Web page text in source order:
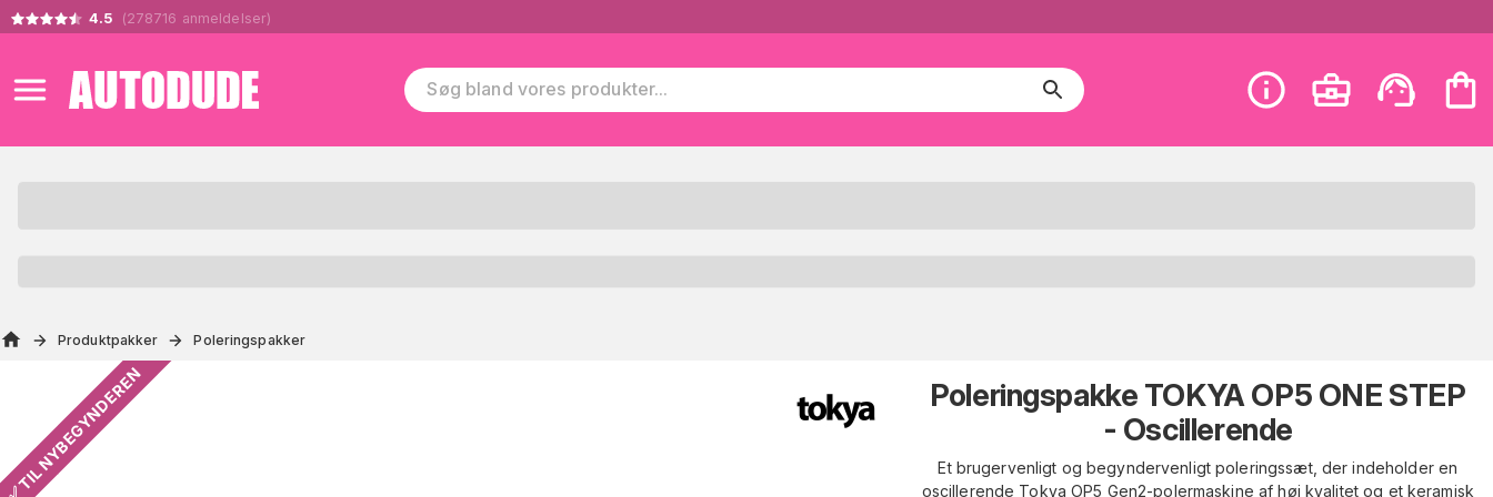
4.5 (278716 anmeldelser)
Produktpakker Poleringspakker
✅ TIL NYBEGYNDEREN
Poleringspakke TOKYA OP5 ONE STEP
- Oscillerende
Et brugervenligt og begyndervenligt poleringssæt, der indeholder en
oscillerende Tokya OP5 Gen2-polermaskine af høj kvalitet og et keramisk